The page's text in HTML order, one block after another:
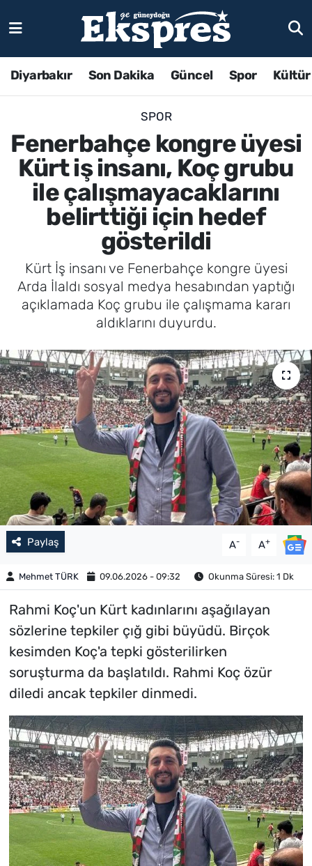
Diyarbakır Son Dakika Güncel Spor
SPOR
Fenerbahçe kongre üyesi
Kürt iş insanı, Koç grubu
ile çalışmayacaklarını
belirttiği için hedef
gösterildi
Kürt İş insanı ve Fenerbahçe kongre üyesi
Arda İlaldı sosyal medya hesabından yaptığı
açıklamada Koç grubu ile çalışmama kararı
aldıklarını duyurdu.
Paylaş A- A+
Mehmet TÜRK 09.06.2026 - 09:32 Okunma Süresi: 1 Dk
Rahmi Koç'un Kürt kadınlarını aşağılayan
sözlerine tepkiler çığ gibi büyüdü. Birçok
kesimden Koç'a tepki gösterilirken
soruşturma da başlatıldı. Rahmi Koç özür
diledi ancak tepkiler dinmedi.